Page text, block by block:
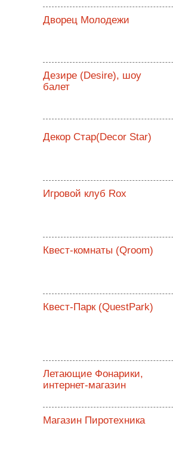
Дворец Молодежи
Дезире (Desire), шоу
балет
Декор Стар(Decor Star)
Игровой клуб Rox
Квест-комнаты (Qroom)
Квест-Парк (QuestPark)
Летающие Фонарики,
интернет-магазин
Магазин Пиротехника